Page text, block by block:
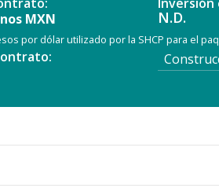
MXN
N.D.
por dólar utilizado por la SHCP para el